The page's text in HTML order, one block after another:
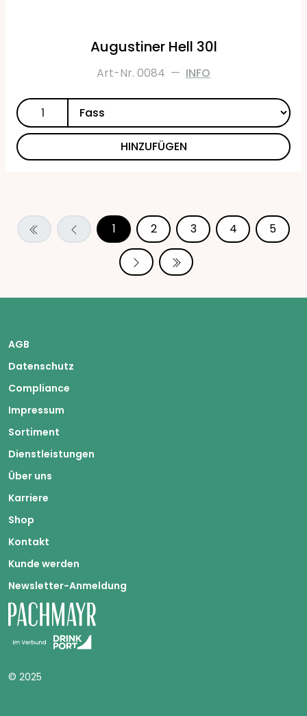
Augustiner Hell 30l
Art-Nr. 0084 — INFO
HINZUFÜGEN
1 2 3 4 5
© 2025
AGB
Datenschutz
Compliance
Impressum
Sortiment
Dienstleistungen
Über uns
Karriere
Shop
Kontakt
Kunde werden
Newsletter-Anmeldung